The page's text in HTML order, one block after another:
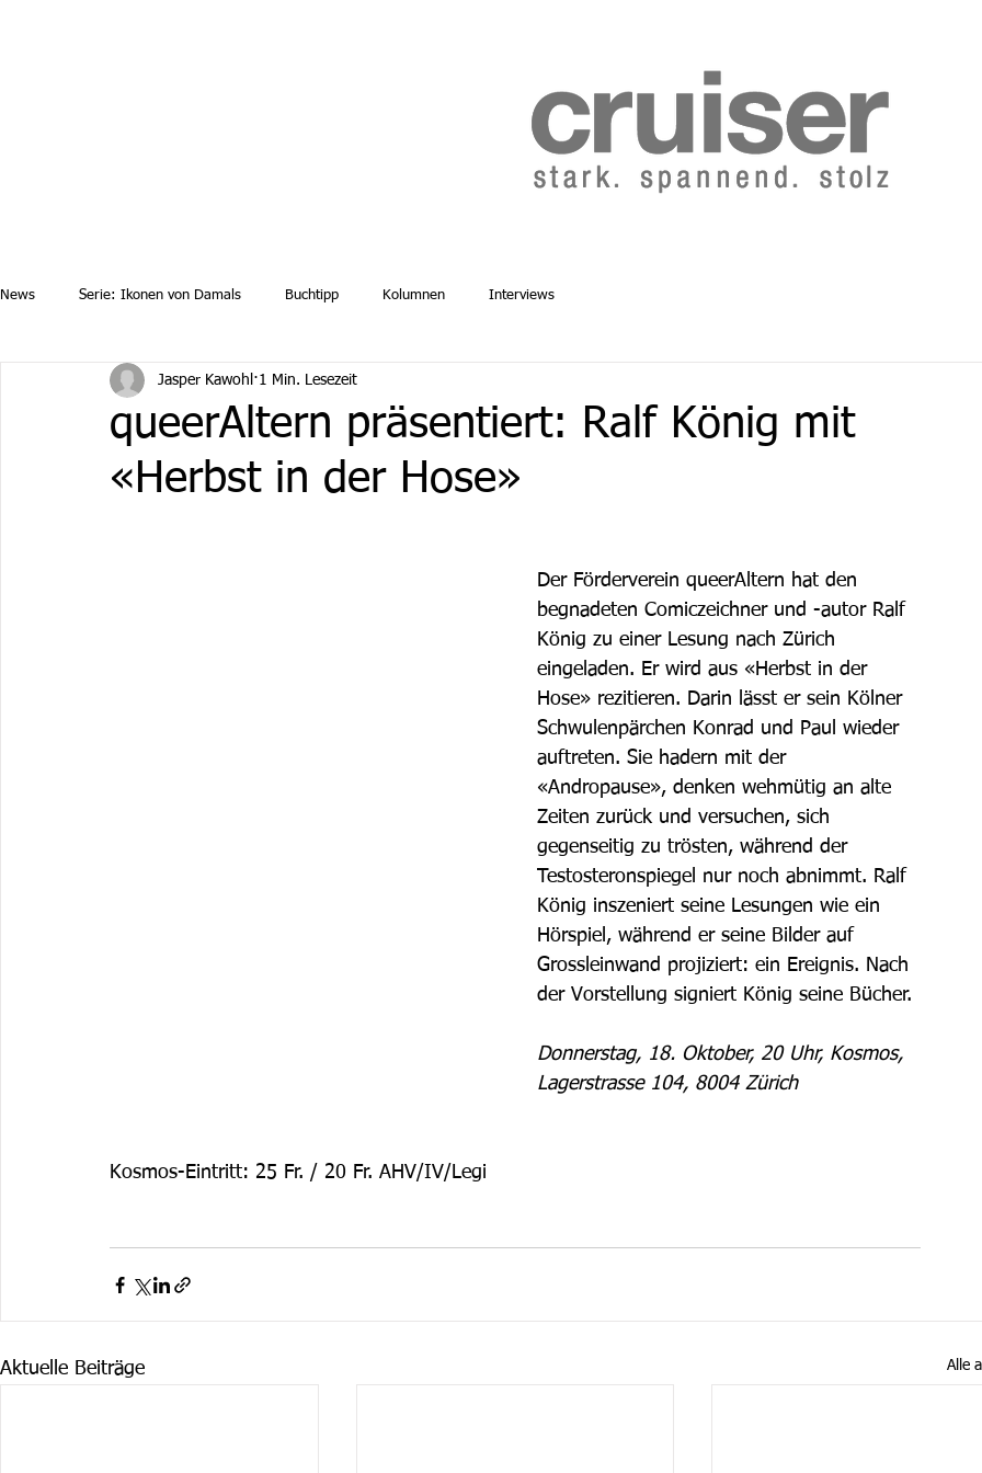
News Serie: Ikonen von Damals Buchtipp Kolumnen Interviews
queerAltern präsentiert: Ralf König mit
«Herbst in der Hose»
Jasper Kawohl 1 Min. Lesezeit
Der Förderverein queerAltern hat den
begnadeten Comiczeichner und -autor Ralf
König zu einer Lesung nach Zürich
eingeladen. Er wird aus «Herbst in der
Hose» rezitieren. Darin lässt er sein Kölner
Schwulenpärchen Konrad und Paul wieder
auftreten. Sie hadern mit der
«Andropause», denken wehmütig an alte
Zeiten zurück und versuchen, sich
gegenseitig zu trösten, während der
Testosteronspiegel nur noch abnimmt. Ralf
König inszeniert seine Lesungen wie ein
Hörspiel, während er seine Bilder auf
Grossleinwand projiziert: ein Ereignis. Nach
der Vorstellung signiert König seine Bücher.
Donnerstag, 18. Oktober, 20 Uhr, Kosmos,
Lagerstrasse 104, 8004 Zürich
Kosmos-Eintritt: 25 Fr. / 20 Fr. AHV/IV/Legi
Aktuelle Beiträge Alle